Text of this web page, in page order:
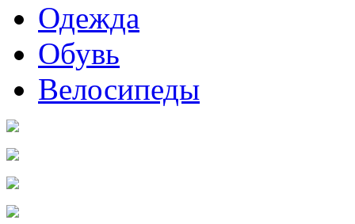
Одежда
Обувь
Велосипеды